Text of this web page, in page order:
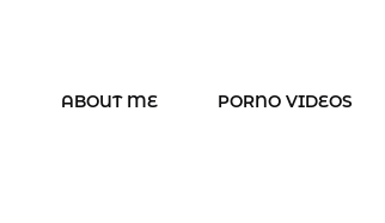
ABOUT ME PORNO VIDEOS